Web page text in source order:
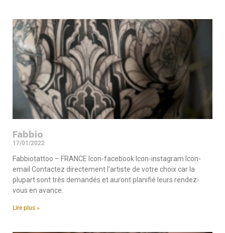
Fabbio
17/01/2022
Fabbiotattoo – FRANCE Icon-facebook Icon-instagram Icon-
email Contactez directement l’artiste de votre choix car la
plupart sont très demandés et auront planifié leurs rendez-
vous en avance.
Lire plus »